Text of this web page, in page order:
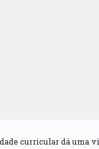
curricular dá uma